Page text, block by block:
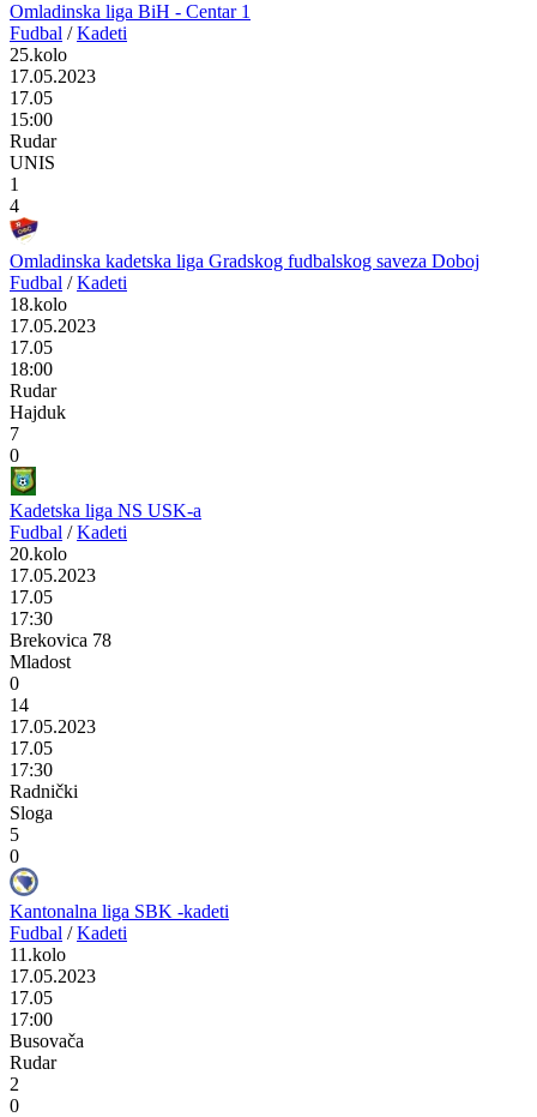
Omladinska liga BiH - Centar 1
Fudbal / Kadeti
25.kolo
17.05.2023
17.05
15:00
Rudar
UNIS
1
4
Omladinska kadetska liga Gradskog fudbalskog saveza Doboj
Fudbal / Kadeti
18.kolo
17.05.2023
17.05
18:00
Rudar
Hajduk
7
0
Kadetska liga NS USK-a
Fudbal / Kadeti
20.kolo
17.05.2023
17.05
17:30
Brekovica 78
Mladost
0
14
17.05.2023
17.05
17:30
Radnički
Sloga
5
0
Kantonalna liga SBK -kadeti
Fudbal / Kadeti
11.kolo
17.05.2023
17.05
17:00
Busovača
Rudar
2
0